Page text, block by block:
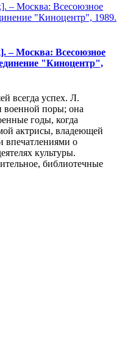
– Москва: Всесоюзное
"Киноцентр",
всегда успех. Л.
военной поры; она
годы, когда
актрисы, владеющей
о
культуры.
библиотечные